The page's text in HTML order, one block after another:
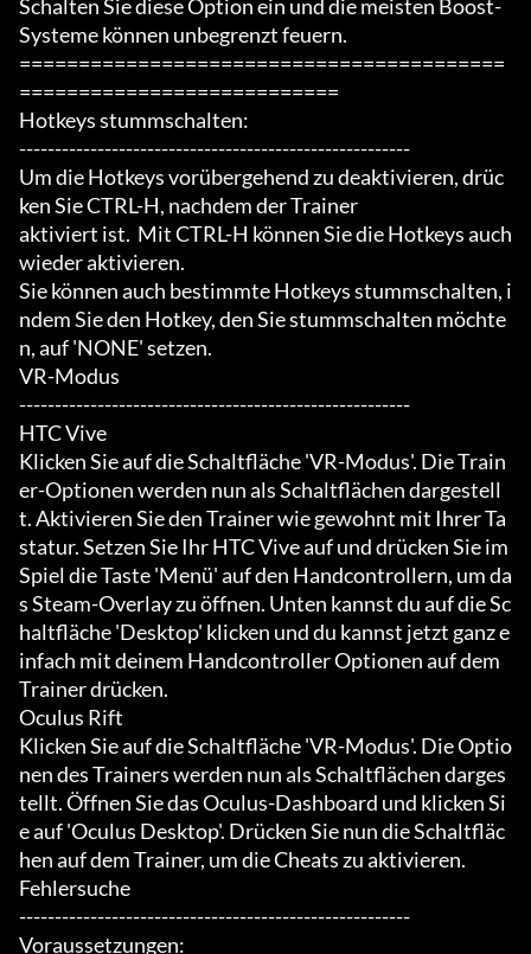
Schalten Sie diese Option ein und die meisten Boost-
Systeme können unbegrenzt feuern.
=========================================
===========================
Hotkeys stummschalten:
-------------------------------------------------------
Um die Hotkeys vorübergehend zu deaktivieren, drüc
ken Sie CTRL-H, nachdem der Trainer
aktiviert ist.  Mit CTRL-H können Sie die Hotkeys auch
wieder aktivieren.
Sie können auch bestimmte Hotkeys stummschalten, i
ndem Sie den Hotkey, den Sie stummschalten möchte
n, auf 'NONE' setzen.
VR-Modus
-------------------------------------------------------
HTC Vive
Klicken Sie auf die Schaltfläche 'VR-Modus'. Die Train
er-Optionen werden nun als Schaltflächen dargestell
t. Aktivieren Sie den Trainer wie gewohnt mit Ihrer Ta
statur. Setzen Sie Ihr HTC Vive auf und drücken Sie im
Spiel die Taste 'Menü' auf den Handcontrollern, um da
s Steam-Overlay zu öffnen. Unten kannst du auf die Sc
haltfläche 'Desktop' klicken und du kannst jetzt ganz e
infach mit deinem Handcontroller Optionen auf dem
Trainer drücken.
Oculus Rift
Klicken Sie auf die Schaltfläche 'VR-Modus'. Die Optio
nen des Trainers werden nun als Schaltflächen darges
tellt. Öffnen Sie das Oculus-Dashboard und klicken Si
e auf 'Oculus Desktop'. Drücken Sie nun die Schaltfläc
hen auf dem Trainer, um die Cheats zu aktivieren.
Fehlersuche
-------------------------------------------------------
Voraussetzungen: